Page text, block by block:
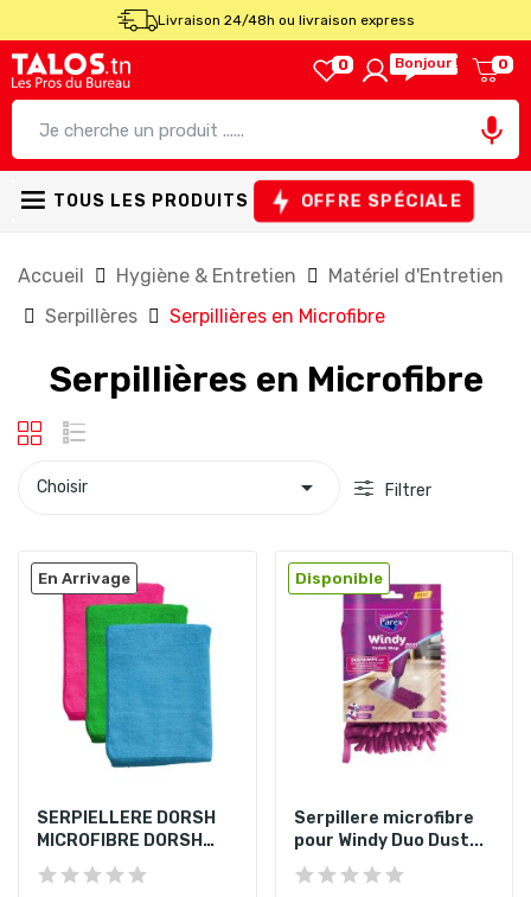
Livraison 24/48h ou livraison express
0 Bonjour ! 0

TOUS LES PRODUITS OFFRE SPÉCIALE
Accueil Hygiène & Entretien
Matériel d'Entretien
Serpillères
Serpillières en Microfibre
Serpillières en Microfibre
Choisir  Filtrer
En Arrivage
SERPIELLERE DORSH
MICROFIBRE DORSH
50X70
Disponible
Serpillere microfibre
pour Windy Duo Dust...